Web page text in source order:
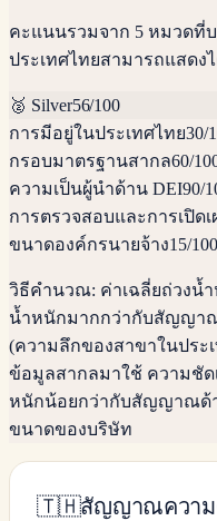
คะแนนรวมจาก 5 หมวดที่
ประเทศไทยสามารถแสดง
🥈 Silver56/100
การมีอยู่ในประเทศไทย30/
กรอบมาตรฐานสากล60/
ความเป็นผู้นำด้าน DEI90/
การตรวจสอบและการเปิด
ขนาดองค์กรนายจ้าง15/100
วิธีคำนวณ: ค่าเฉลี่ยถ่วงน้
น้ำหนักมากกว่ากับสัญญา
(ความลึกของสาขาในประ
ข้อมูลสากลมาใช้ ความชัด
หนักน้อยกว่ากับสัญญาณด้
ขนาดของบริษัท
🇹🇭สัญญาณความ